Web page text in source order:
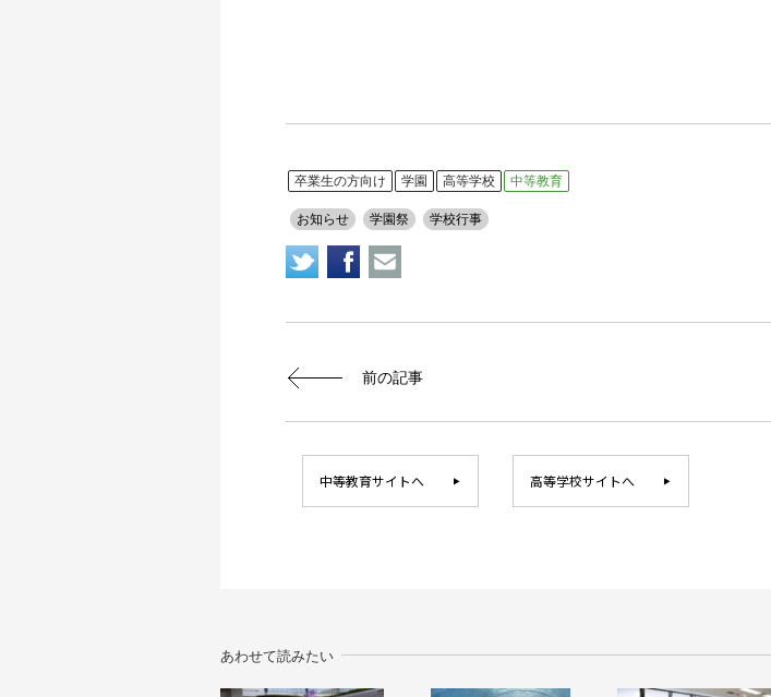
卒業生の方向け 学園 高等学校 中等教育
お知らせ 学園祭 学校行事
前の記事
中等教育サイトへ 高等学校サイトへ
あわせて読みたい